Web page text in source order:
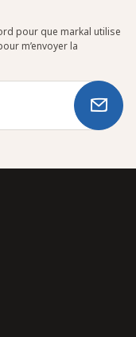
pour que markal utilise
m’envoyer la